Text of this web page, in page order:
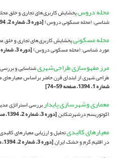
محله دروسپخشایش کاربری‌های تجاری و خلق
شناسی: (محله مسکونی دروس)[دوره 3، شماره 2، 1394، صفحه 23-32]
محله مسکونیپخشایش کاربری‌های تجاری و خلق
مورد شناسی: (محله مسکونی دروس)[دوره 3، شماره 2، 1394، صفحه 23-32]
مرز مفهو‌سازی طراحی‌شهریشناسایی و
طراحی شهری از ابتدای قرن حاضر براساس معیارهای
شماره 1، 1394، صفحه 59-74]
معماری وشهرسازی پایداربررسی استراتژی
اکوتوریسم درشهرتنکابن[دوره 3، شماره 2، 1394، صفحه 11-22]
معیارهای کالبدیتحلیل و ارزیابی معیارهای
در اقلیم گرم و خشک ایران[دوره 3، شماره 2، 1394، صفحه 59-74]